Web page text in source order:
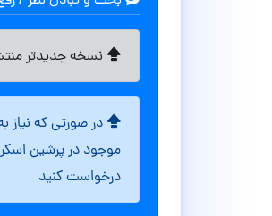
نسخه جدیدتر
در صورتی که
موجود در پرشین
درخواست کنید